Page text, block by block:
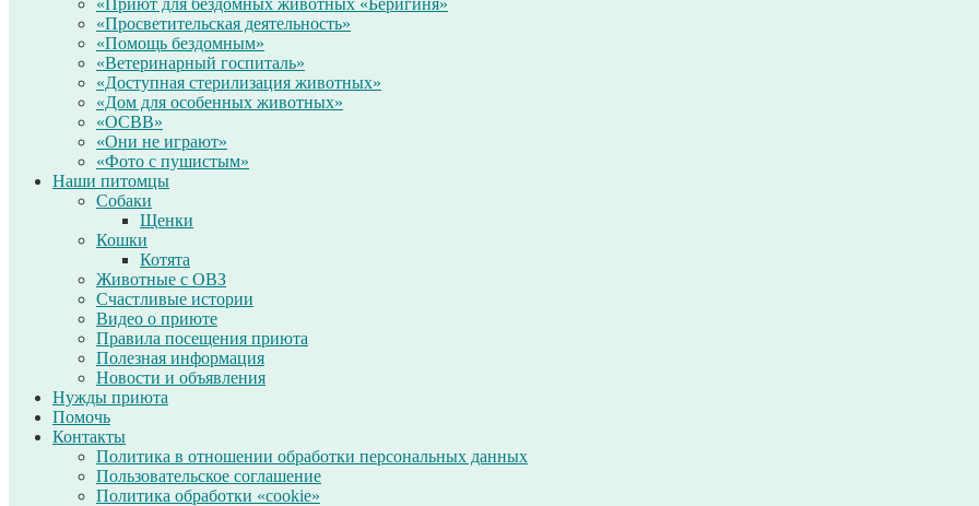
«Приют для бездомных животных «Беригиня»
«Просветительская деятельность»
«Помощь бездомным»
«Ветеринарный госпиталь»
«Доступная стерилизация животных»
«Дом для особенных животных»
«ОСВВ»
«Они не играют»
«Фото с пушистым»
Наши питомцы
Собаки
Щенки
Кошки
Котята
Животные с ОВЗ
Счастливые истории
Видео о приюте
Правила посещения приюта
Полезная информация
Новости и объявления
Нужды приюта
Помочь
Контакты
Политика в отношении обработки персональных данных
Пользовательское соглашение
Политика обработки «cookie»